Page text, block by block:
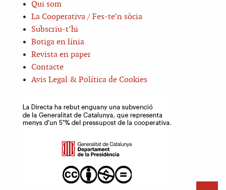
Qui som
La Cooperativa / Fes-te’n sòcia
Subscriu-t’hi
Botiga en línia
Revista en paper
Contacte
Avis Legal & Política de Cookies